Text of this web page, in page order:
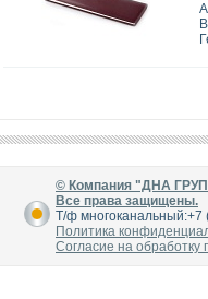
© Компания "ДНА
Все права защищены.
Т/ф
Политика
Согласие на